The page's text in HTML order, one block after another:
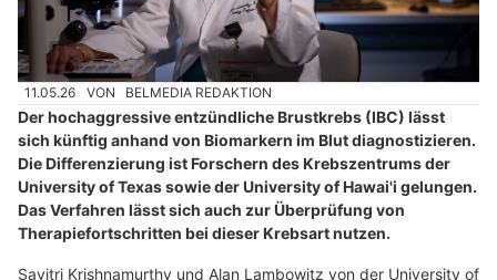
11.05.26 VON BELMEDIA REDAKTION
Der hochaggressive entzündliche Brustkrebs (IBC) lässt
sich künftig anhand von Biomarkern im Blut diagnostizieren.
Die Differenzierung ist Forschern des Krebszentrums der
University of Texas sowie der University of Hawai'i gelungen.
Das Verfahren lässt sich auch zur Überprüfung von
Therapiefortschritten bei dieser Krebsart nutzen.
Savitri Krishnamurthy und Alan Lambowitz von der University of